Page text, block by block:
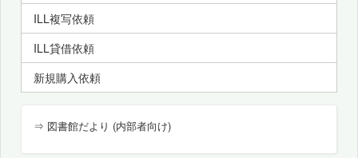
ILL複写依頼
ILL貸借依頼
新規購入依頼
⇒ 図書館だより (内部者向け)